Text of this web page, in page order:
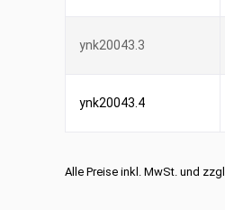
ynk20043.3
ynk20043.4
Alle Preise inkl. MwSt. und zzgl.